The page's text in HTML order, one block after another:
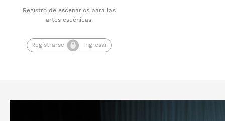
Registro de escenarios para las
artes escénicas.
Registrarse Ingresar